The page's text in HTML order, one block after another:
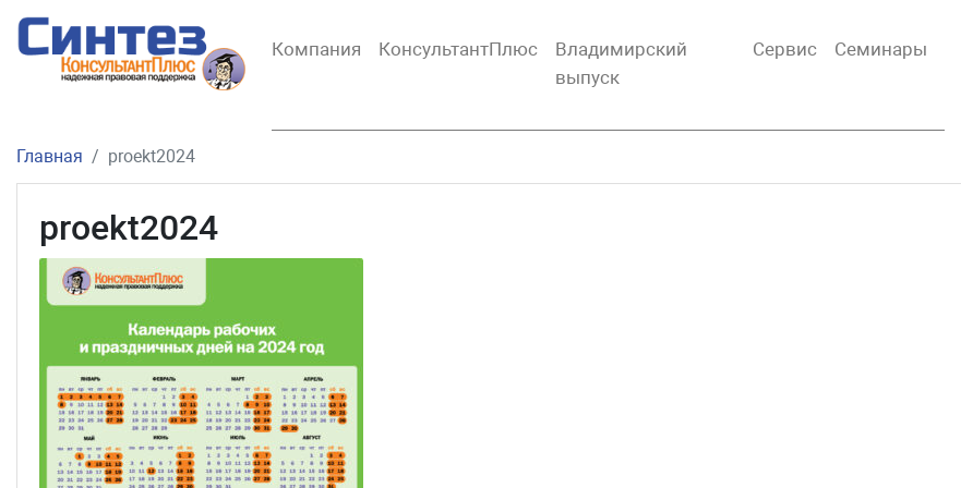
Компания КонсультантПлюс
Владимирский
выпуск
Сервис Семинары
Главная proekt2024
proekt2024